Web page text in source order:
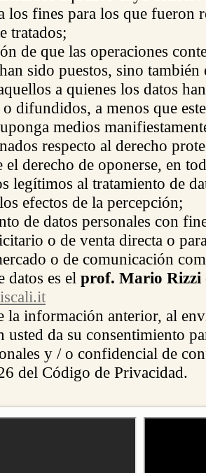
los fines para los que fueron
tratados;
de que las operaciones
sido puestos, sino también
a quienes los datos
difundidos, a menos que
medios
respecto al derecho
el derecho de oponerse, en
legítimos al tratamiento de
efectos de la percepción;
de datos personales con
o de venta directa o
o de comunicación
datos es el prof. Mario Rizzi
la información anterior, al
usted da su consentimiento
y / o confidencial de
del Código de Privacidad.